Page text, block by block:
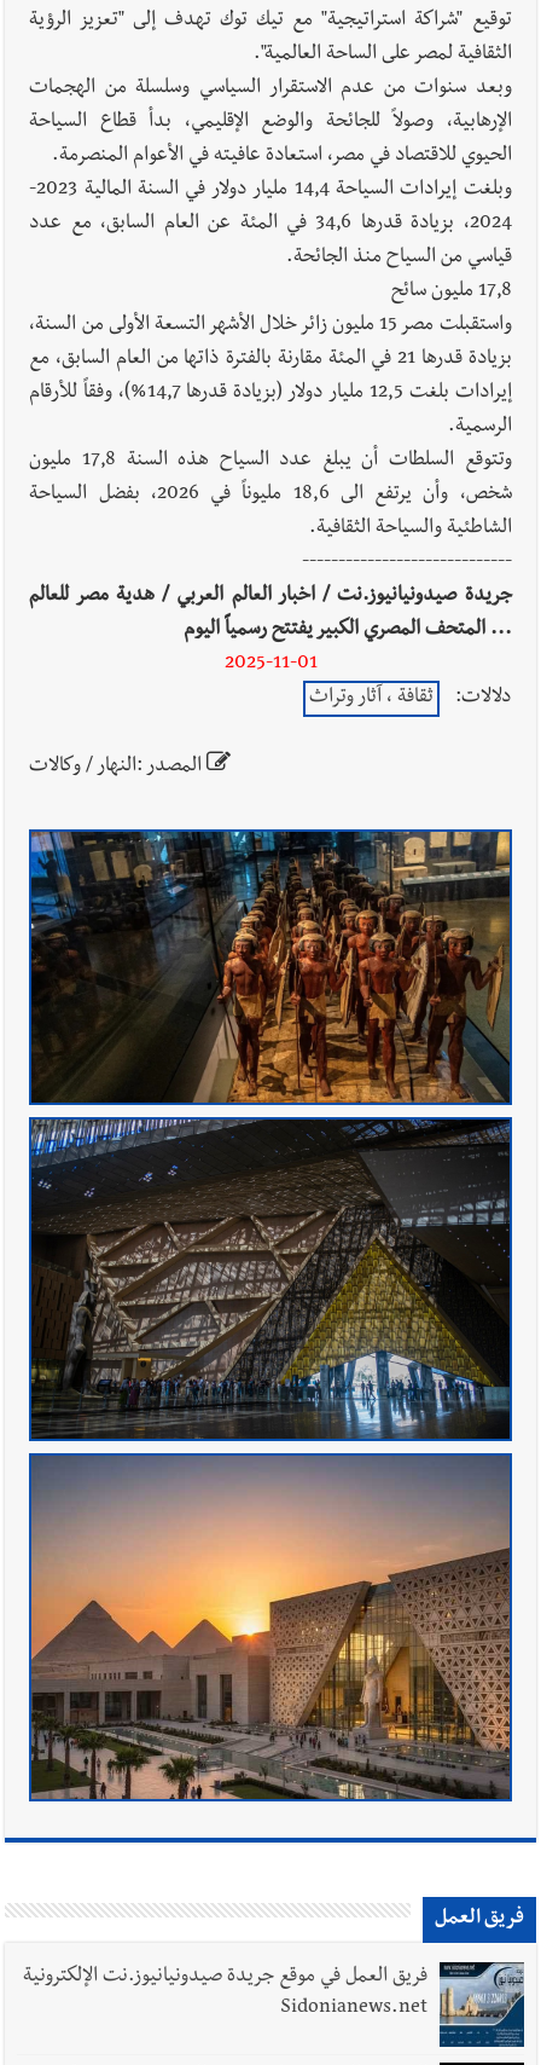
توقيع "شراكة استراتيجية" مع تيك توك تهدف إلى "تعزيز الرؤية
الثقافية لمصر على الساحة العالمية".
وبعد سنوات من عدم الاستقرار السياسي وسلسلة من الهجمات
الإرهابية، وصولاً للجائحة والوضع الإقليمي، بدأ قطاع السياحة
الحيوي للاقتصاد في مصر، استعادة عافيته في الأعوام المنصرمة.
وبلغت إيرادات السياحة 14,4 مليار دولار في السنة المالية 2023-
2024، بزيادة قدرها 34,6 في المئة عن العام السابق، مع عدد
قياسي من السياح منذ الجائحة.
17,8 مليون سائح
واستقبلت مصر 15 مليون زائر خلال الأشهر التسعة الأولى من السنة،
بزيادة قدرها 21 في المئة مقارنة بالفترة ذاتها من العام السابق، مع
إيرادات بلغت 12,5 مليار دولار (بزيادة قدرها 14,7%)، وفقاً للأرقام
الرسمية.
وتتوقع السلطات أن يبلغ عدد السياح هذه السنة 17,8 مليون
شخص، وأن يرتفع الى 18,6 مليوناً في 2026، بفضل السياحة
الشاطئية والسياحة الثقافية.
-----------------------------
جريدة صيدونيانيوز.نت / اخبار العالم العربي / هدية مصر للعالم
... المتحف المصري الكبير يفتتح رسمياً اليوم
2025-11-01
دلالات:
ثقافة ، آثار وتراث
المصدر :النهار / وكالات
فريق العمل
فريق العمل في موقع جريدة صيدونيانيوز.نت الإلكترونية
Sidonianews.net